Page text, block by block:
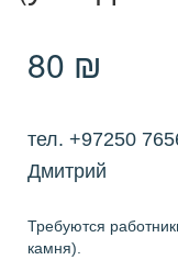
80 ₪
тел. +97250
Дмитрий
Требуются
камня).